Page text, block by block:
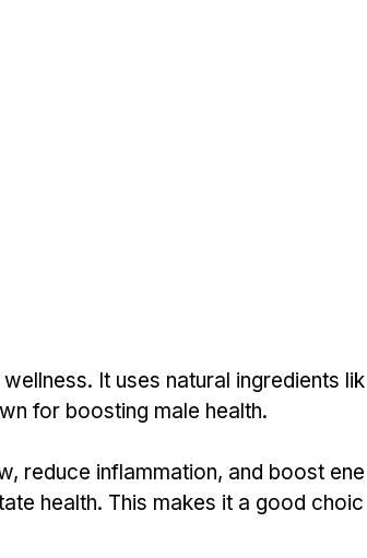
It uses natural ingredients lik
for boosting male health.
reduce inflammation, and boost ene
health. This makes it a good choic